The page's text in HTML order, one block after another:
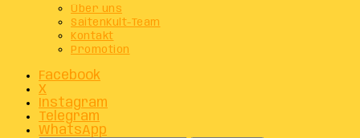
Über uns
SaitenKult-Team
Kontakt
Promotion
Facebook
X
Instagram
Telegram
WhatsApp